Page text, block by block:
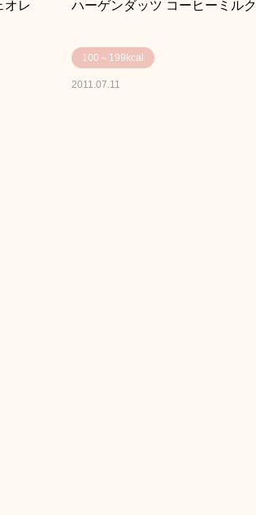
レ ハーゲンダッツ コーヒーミルク
100～199kcal
2011.07.11